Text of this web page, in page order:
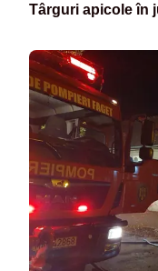
Târguri apicole în